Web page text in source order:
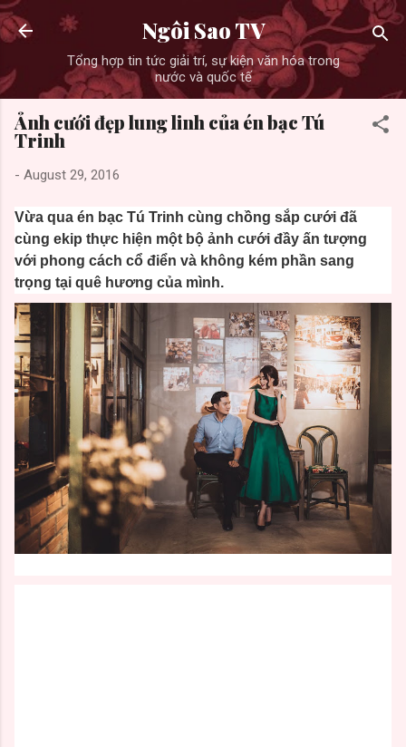
Skip to main content
Ngôi Sao TV
Tổng hợp tin tức giải trí, sự kiện văn hóa trong
nước và quốc tế
Ảnh cưới đẹp lung linh của én bạc Tú
Trinh
- August 29, 2016
Vừa qua én bạc Tú Trinh cùng chồng sắp cưới đã
cùng ekip thực hiện một bộ ảnh cưới đầy ấn tượng
với phong cách cổ điển và không kém phần sang
trọng tại quê hương của mình.